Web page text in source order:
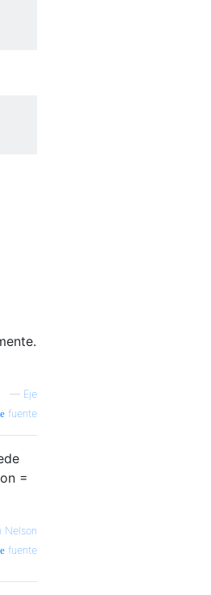
— Eje
fuente
=
Nelson
fuente